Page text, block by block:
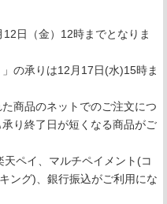
日（金）12時までとなりま
の承りは12月17日(水)15時ま
商品のネットでのご注文につ
り終了日が短くなる商品がご
天ペイ、マルチペイメント(コ
ング)、銀行振込がご利用にな